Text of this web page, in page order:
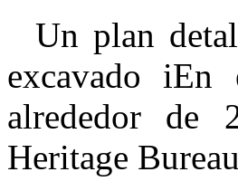
Un plan
excavado
iEn
alrededor de
Heritage